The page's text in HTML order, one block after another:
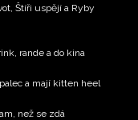
Štíři uspějí a Ryby
rande a do kina
a mají kitten heel
než se zdá